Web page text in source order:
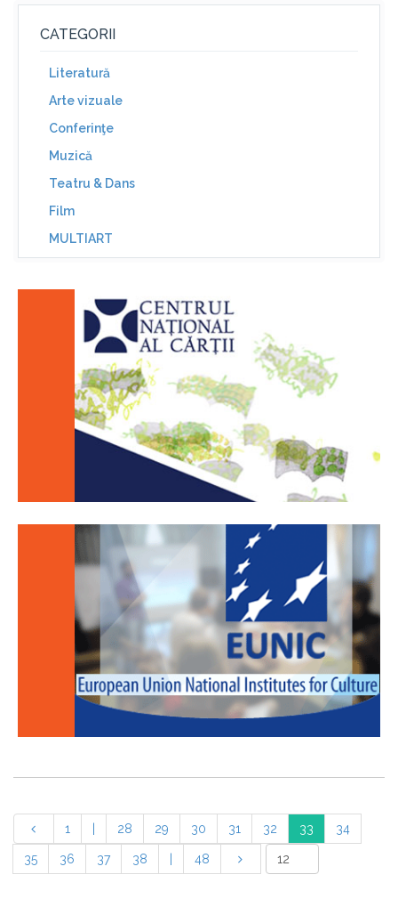
CATEGORII
Literatură
Arte vizuale
Conferinţe
Muzică
Teatru & Dans
Film
MULTIART
1 28 29 30 31 32 33 34
35 36 37 38 48